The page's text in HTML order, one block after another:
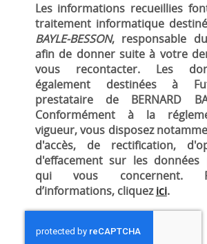
Les informations recueillies
traitement informatique
BAYLE-BESSON, responsable
afin de donner suite à votre
vous recontacter. Les
également destinées à
prestataire de BERNARD
Conformément à la
vigueur, vous disposez
d'accès, de rectification,
d'effacement sur les données
qui vous concernent.
d’informations, cliquezici.